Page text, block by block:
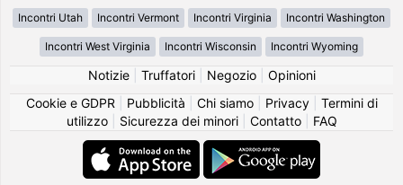
Incontri Utah Incontri Vermont Incontri Virginia Incontri Washington
Incontri West Virginia Incontri Wisconsin Incontri Wyoming
Notizie| Truffatori| Negozio| Opinioni
Cookie e GDPR
Pubblicità Chi siamo| Privacy| Termini di
utilizzo| Sicurezza dei minori| Contatto| FAQ